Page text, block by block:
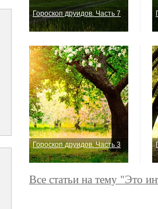
Гороскоп друидов. Часть 7
Гороскоп друидов. Часть 3
Все статьи на тему "Это